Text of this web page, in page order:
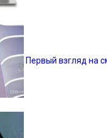
Первый взгляд на